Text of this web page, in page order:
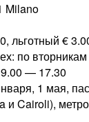
Milano
льготный €
по
— 17.30
1 мая,
и Cairoli),